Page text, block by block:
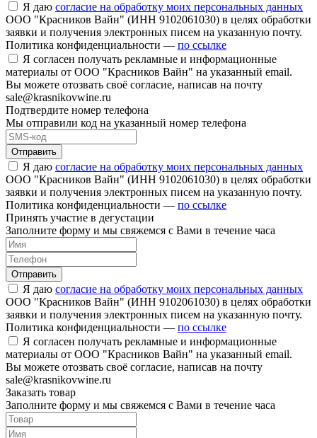
Я даю согласие на обработку моих персональных данных
ООО "Красников Вайн" (ИНН 9102061030) в целях обработки
заявки и получения электронных писем на указанную почту.
Политика конфиденциальности — по ссылке
Я согласен получать рекламные и информационные
материалы от ООО "Красников Вайн" на указанный email.
Вы можете отозвать своё согласие, написав на почту
sale@krasnikovwine.ru
Подтвердите номер телефона
Мы отправили код на указанный номер телефона
Отправить
Я даю согласие на обработку моих персональных данных
ООО "Красников Вайн" (ИНН 9102061030) в целях обработки
заявки и получения электронных писем на указанную почту.
Политика конфиденциальности — по ссылке
Принять участие в дегустации
Заполните форму и мы свяжемся с Вами в течение часа
Отправить
Я даю согласие на обработку моих персональных данных
ООО "Красников Вайн" (ИНН 9102061030) в целях обработки
заявки и получения электронных писем на указанную почту.
Политика конфиденциальности — по ссылке
Я согласен получать рекламные и информационные
материалы от ООО "Красников Вайн" на указанный email.
Вы можете отозвать своё согласие, написав на почту
sale@krasnikovwine.ru
Заказать товар
Заполните форму и мы свяжемся с Вами в течение часа